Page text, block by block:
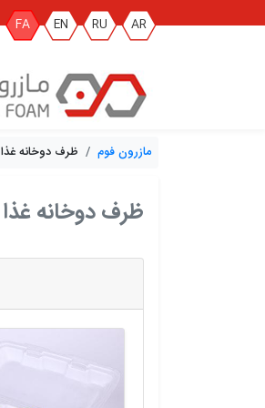
FA EN RU
AR
مازرون فوم ظرف دوخانه غذا
ظرف دوخانه غذا